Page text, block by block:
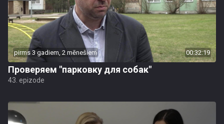
pirms 3 gadiem, 2 mēnešiem 00:32:19
Проверяем "парковку для собак"
43. epizode